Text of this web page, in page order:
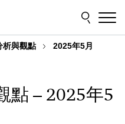
析與觀點 2025年5月
點 – 2025年5